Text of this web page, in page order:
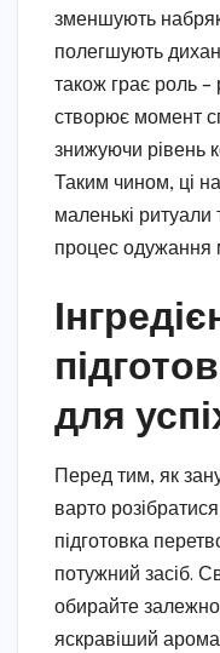
зменшують
полегшують
також грає роль
створює момент
знижуючи рівень
Таким чином, ці
маленькі
процес одужання
для
Перед тим, як
варто
підготовка
потужний засіб.
обирайте залежно
яскравіший